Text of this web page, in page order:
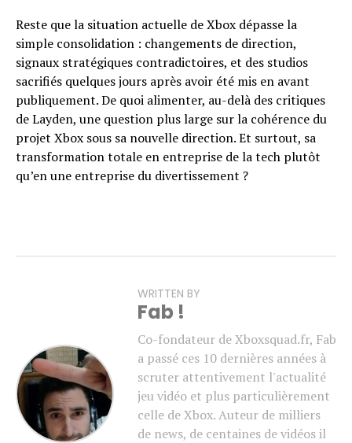
Reste que la situation actuelle de Xbox dépasse la
simple consolidation : changements de direction,
signaux stratégiques contradictoires, et des studios
sacrifiés quelques jours après avoir été mis en avant
publiquement. De quoi alimenter, au-delà des critiques
de Layden, une question plus large sur la cohérence du
projet Xbox sous sa nouvelle direction. Et surtout, sa
transformation totale en entreprise de la tech plutôt
qu’en une entreprise du divertissement ?
WRITTEN BY
Fab !
Co-fondateur de Xboxsquad.fr, Fab
a passé ces 10 dernières années à
scruter attentivement l'actualité
jeu vidéo et plus particulièrement
celle de Xbox. Auteur de milliers
de news, de centaines de vidéos il